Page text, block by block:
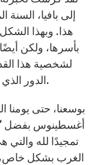
إلى بافيا،
هذا. وبهذا
بأسرها، ولكن
لشخصية هذا
الدور الذي لعبه في حياتي كلاهوتي وكاهن وراعٍ.
أغسطينوس بفضل
تمجيدًا لله والتي
الغرب بشكل خاص،